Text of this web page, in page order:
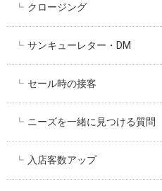
クロージング
サンキューレター・DM
セール時の接客
ニーズを一緒に見つける質問
入店客数アップ